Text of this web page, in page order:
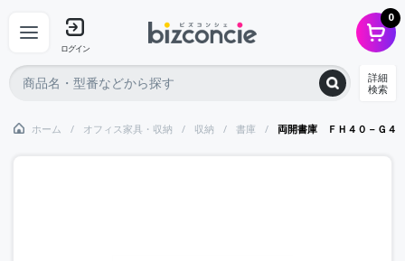
ログイン
0
詳細
検索
ホーム オフィス家具・収納 収納 書庫 両開書庫 ＦＨ４０－Ｇ４